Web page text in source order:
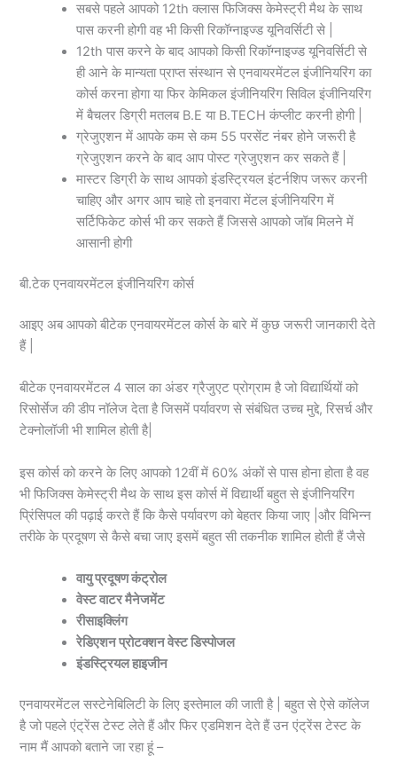
सबसे पहले आपको 12th क्लास फिजिक्स केमेस्ट्री मैथ के साथ
पास करनी होगी वह भी किसी रिकॉग्नाइज्ड यूनिवर्सिटी से |
12th पास करने के बाद आपको किसी रिकॉग्नाइज्ड यूनिवर्सिटी से
ही आने के मान्यता प्राप्त संस्थान से एनवायरमेंटल इंजीनियरिंग का
कोर्स करना होगा या फिर केमिकल इंजीनियरिंग सिविल इंजीनियरिंग
में बैचलर डिग्री मतलब B.E या B.TECH कंप्लीट करनी होगी |
ग्रेजुएशन में आपके कम से कम 55 परसेंट नंबर होने जरूरी है
ग्रेजुएशन करने के बाद आप पोस्ट ग्रेजुएशन कर सकते हैं |
मास्टर डिग्री के साथ आपको इंडस्ट्रियल इंटर्नशिप जरूर करनी
चाहिए और अगर आप चाहे तो इनवारा मेंटल इंजीनियरिंग में
सर्टिफिकेट कोर्स भी कर सकते हैं जिससे आपको जॉब मिलने में
आसानी होगी
बी.टेक एनवायरमेंटल इंजीनियरिंग कोर्स
आइए अब आपको बीटेक एनवायरमेंटल कोर्स के बारे में कुछ जरूरी जानकारी देते
हैं |
बीटेक एनवायरमेंटल 4 साल का अंडर ग्रैजुएट प्रोग्राम है जो विद्यार्थियों को
रिसोर्सेज की डीप नॉलेज देता है जिसमें पर्यावरण से संबंधित उच्च मुद्दे, रिसर्च और
टेक्नोलॉजी भी शामिल होती है|
इस कोर्स को करने के लिए आपको 12वीं में 60% अंकों से पास होना होता है वह
भी फिजिक्स केमेस्ट्री मैथ के साथ इस कोर्स में विद्यार्थी बहुत से इंजीनियरिंग
प्रिंसिपल की पढ़ाई करते हैं कि कैसे पर्यावरण को बेहतर किया जाए |और विभिन्न
तरीके के प्रदूषण से कैसे बचा जाए इसमें बहुत सी तकनीक शामिल होती हैं जैसे
वायु प्रदूषण कंट्रोल
वेस्ट वाटर मैनेजमेंट
रीसाइक्लिंग
रेडिएशन प्रोटक्शन वेस्ट डिस्पोजल
इंडस्ट्रियल हाइजीन
एनवायरमेंटल सस्टेनेबिलिटी के लिए इस्तेमाल की जाती है | बहुत से ऐसे कॉलेज
है जो पहले एंट्रेंस टेस्ट लेते हैं और फिर एडमिशन देते हैं उन एंट्रेंस टेस्ट के
नाम मैं आपको बताने जा रहा हूं –